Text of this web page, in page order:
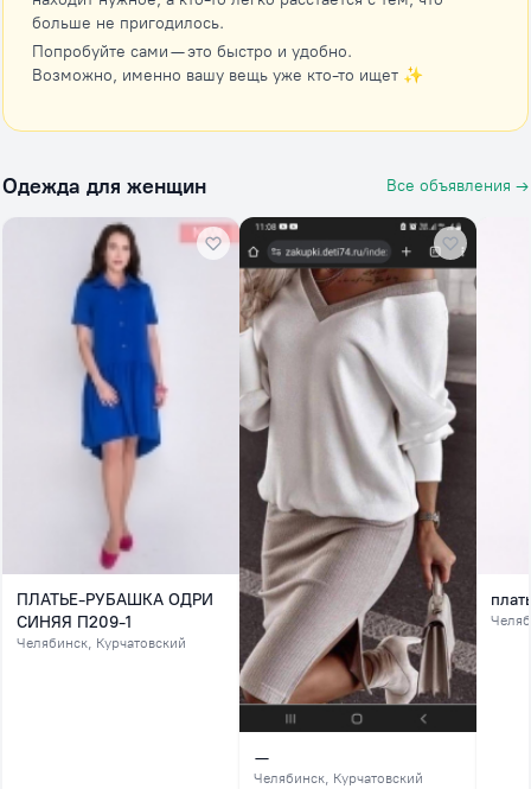
больше не пригодилось.
Попробуйте сами — это быстро и удобно.
Возможно, именно вашу вещь уже кто-то ищет ✨
Одежда для женщин Все объявления →
ПЛАТЬЕ-РУБАШКА ОДРИ
СИНЯЯ П209-1
Челябинск , Курчатовский
—
Челябинск, Курчатовский